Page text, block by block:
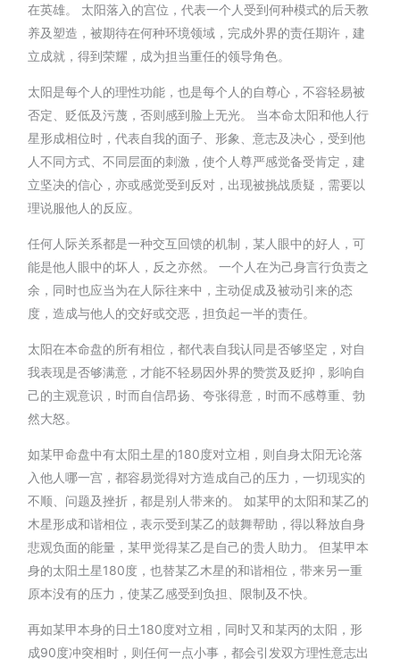
在英雄。 太阳落入的宫位，代表一个人受到何种模式的后天教
养及塑造，被期待在何种环境领域，完成外界的责任期许，建
立成就，得到荣耀，成为担当重任的领导角色。
太阳是每个人的理性功能，也是每个人的自尊心，不容轻易被
否定、贬低及污蔑，否则感到脸上无光。 当本命太阳和他人行
星形成相位时，代表自我的面子、形象、意志及决心，受到他
人不同方式、不同层面的刺激，使个人尊严感觉备受肯定，建
立坚决的信心，亦或感觉受到反对，出现被挑战质疑，需要以
理说服他人的反应。
任何人际关系都是一种交互回馈的机制，某人眼中的好人，可
能是他人眼中的坏人，反之亦然。 一个人在为己身言行负责之
余，同时也应当为在人际往来中，主动促成及被动引来的态
度，造成与他人的交好或交恶，担负起一半的责任。
太阳在本命盘的所有相位，都代表自我认同是否够坚定，对自
我表现是否够满意，才能不轻易因外界的赞赏及贬抑，影响自
己的主观意识，时而自信昂扬、夸张得意，时而不感尊重、勃
然大怒。
如某甲命盘中有太阳土星的180度对立相，则自身太阳无论落
入他人哪一宫，都容易觉得对方造成自己的压力，一切现实的
不顺、问题及挫折，都是别人带来的。 如某甲的太阳和某乙的
木星形成和谐相位，表示受到某乙的鼓舞帮助，得以释放自身
悲观负面的能量，某甲觉得某乙是自己的贵人助力。 但某甲本
身的太阳土星180度，也替某乙木星的和谐相位，带来另一重
原本没有的压力，使某乙感受到负担、限制及不快。
再如某甲本身的日土180度对立相，同时又和某丙的太阳，形
成90度冲突相时，则任何一点小事，都会引发双方理性意志出